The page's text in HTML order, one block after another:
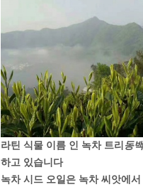
라틴 식물 이름 인 녹차 트리 동
하고 있습니다
녹차 시드 오일은 녹차 씨앗에